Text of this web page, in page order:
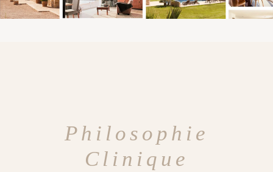
Philosophie
Clinique